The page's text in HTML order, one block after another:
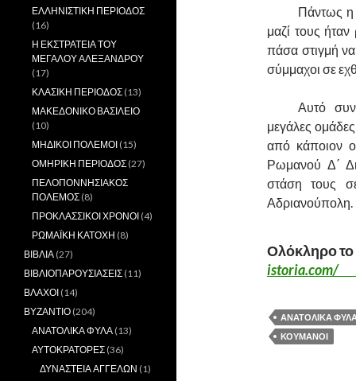
Πάντως η
μαζί τους
πάσα στιγμή
σύμμαχοι σε
Αυτό
μεγάλες
από κάποιον
Ρωμανού Δ΄
στάση τους
Αδριανούπολη.
Ολόκληρο το
istoria.com/
ΑΝΑΤΟΛΙΚΑ ΦΥΛΑ
ΚΟΥΜΑΝΟΙ
ΕΛΛΗΝΙΣΤΙΚΗ ΠΕΡΙΟΔΟΣ
(16)
Η ΕΚΣΤΡΑΤΕΙΑ ΤΟΥ
ΜΕΓΑΛΟΥ ΑΛΕΞΑΝΔΡΟΥ
(17)
ΚΛΑΣΙΚΗ ΠΕΡΙΟΔΟΣ (13)
ΜΑΚΕΔΟΝΙΚΟ ΒΑΣΙΛΕΙΟ
(10)
ΜΗΔΙΚΟΙ ΠΟΛΕΜΟΙ (15)
ΟΜΗΡΙΚΗ ΠΕΡΙΟΔΟΣ (27)
ΠΕΛΟΠΟΝΝΗΣΙΑΚΟΣ
ΠΟΛΕΜΟΣ (8)
ΠΡΟΚΛΑΣΣΙΚΟΙ ΧΡΟΝΟΙ (4)
ΡΩΜΑΪΚΗ ΚΑΤΟΧΗ (8)
ΒΙΒΛΙΑ (27)
ΒΙΒΛΙΟΠΑΡΟΥΣΙΑΣΕΙΣ (11)
ΒΛΑΧΟΙ (14)
ΒΥΖΑΝΤΙΟ (204)
ΑΝΑΤΟΛΙΚΑ ΦΥΛΑ (13)
ΑΥΤΟΚΡΑΤΟΡΕΣ (36)
ΔΥΝΑΣΤΕΙΑ ΑΓΓΕΛΩΝ (1)